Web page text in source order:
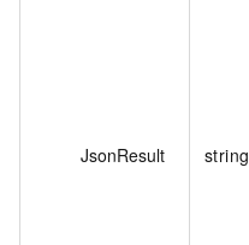
JsonResult string